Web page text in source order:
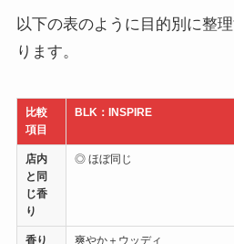
以下の表のように目的別に整
ります。
比較
項目
BLK：INSPIRE
店内
と同
じ香
り
◎ ほぼ同じ
香り
爽やか＋ウッディ